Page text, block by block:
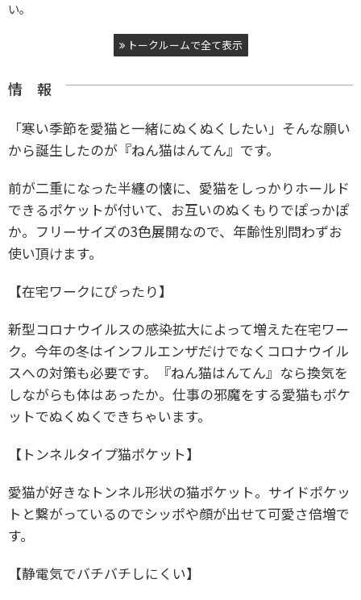
い。
トークルームで全て表示
情 報
「寒い季節を愛猫と一緒にぬくぬくしたい」そんな願い
から誕生したのが『ねん猫はんてん』です。
前が二重になった半纏の懐に、愛猫をしっかりホールド
できるポケットが付いて、お互いのぬくもりでぽっかぽ
か。フリーサイズの3色展開なので、年齢性別問わずお
使い頂けます。
【在宅ワークにぴったり】
新型コロナウイルスの感染拡大によって増えた在宅ワー
ク。今年の冬はインフルエンザだけでなくコロナウイル
スへの対策も必要です。『ねん猫はんてん』なら換気を
しながらも体はあったか。仕事の邪魔をする愛猫もポケ
ットでぬくぬくできちゃいます。
【トンネルタイプ猫ポケット】
愛猫が好きなトンネル形状の猫ポケット。サイドポケッ
トと繋がっているのでシッポや顔が出せて可愛さ倍増で
す。
【静電気でバチバチしにくい】